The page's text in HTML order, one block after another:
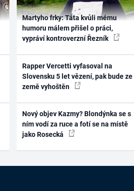
Martyho frky: Táta kvůli mému
humoru málem přišel o práci,
vypráví kontroverzní Řezník
Rapper Vercetti vyfasoval na
Slovensku 5 let vězení, pak bude ze
země vyhoštěn
Nový objev Kazmy? Blondýnka se s
ním vodí za ruce a fotí se na místě
jako Rosecká